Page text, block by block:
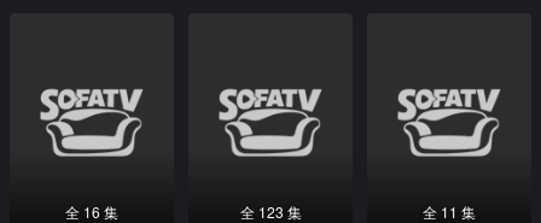
全 16 集 全 123 集 全 11 集